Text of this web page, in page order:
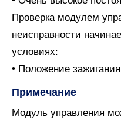
Проверка модулем
неисправности
условиях:
• Положение
Примечание
Модуль управления